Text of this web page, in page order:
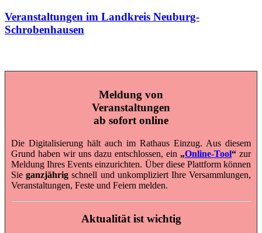
Veranstaltungen im Landkreis Neuburg-
Schrobenhausen
Meldung von
Veranstaltungen
ab sofort online
Die Digitalisierung hält auch im Rathaus Einzug. Aus diesem
Grund haben wir uns dazu entschlossen, ein „Online-Tool“ zur
Meldung Ihres Events einzurichten. Über diese Plattform können
Sieganzjährigschnell und unkompliziert Ihre Versammlungen,
Veranstaltungen, Feste und Feiern melden.
Aktualität ist wichtig